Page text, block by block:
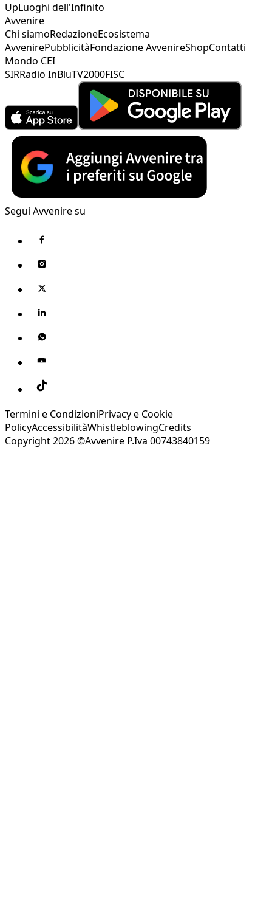
UpLuoghi dell'Infinito
Avvenire
Chi siamoRedazioneEcosistema
AvvenirePubblicitàFondazione AvvenireShopContatti
Mondo CEI
SIRRadio InBluTV2000FISC
Segui Avvenire su
Termini e CondizioniPrivacy e Cookie
PolicyAccessibilitàWhistleblowingCredits
Copyright 2026 ©Avvenire P.Iva 00743840159